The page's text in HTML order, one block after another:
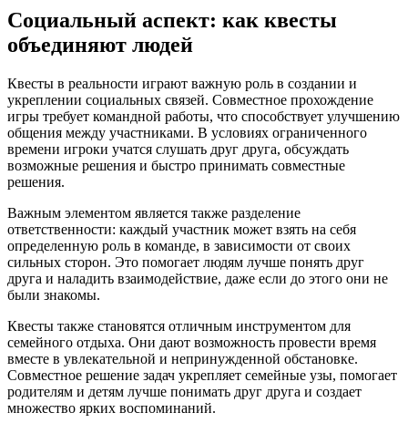
Социальный аспект: как квесты
объединяют людей
Квесты в реальности играют важную роль в создании и
укреплении социальных связей. Совместное прохождение
игры требует командной работы, что способствует улучшению
общения между участниками. В условиях ограниченного
времени игроки учатся слушать друг друга, обсуждать
возможные решения и быстро принимать совместные
решения.
Важным элементом является также разделение
ответственности: каждый участник может взять на себя
определенную роль в команде, в зависимости от своих
сильных сторон. Это помогает людям лучше понять друг
друга и наладить взаимодействие, даже если до этого они не
были знакомы.
Квесты также становятся отличным инструментом для
семейного отдыха. Они дают возможность провести время
вместе в увлекательной и непринужденной обстановке.
Совместное решение задач укрепляет семейные узы, помогает
родителям и детям лучше понимать друг друга и создает
множество ярких воспоминаний.